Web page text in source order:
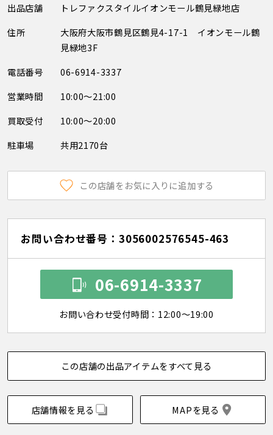
出品店舗
トレファクスタイルイオンモール鶴見緑地店
住所
大阪府大阪市鶴見区鶴見4-17-1 イオンモール鶴
見緑地3F
電話番号
06-6914-3337
営業時間
10:00～21:00
買取受付
10:00～20:00
駐車場
共用2170台
この店舗をお気に入りに追加する
お問い合わせ番号：3056002576545-463
06-6914-3337
お問い合わせ受付時間：12:00～19:00
この店舗の出品アイテムをすべて見る
店舗情報を見る MAPを見る